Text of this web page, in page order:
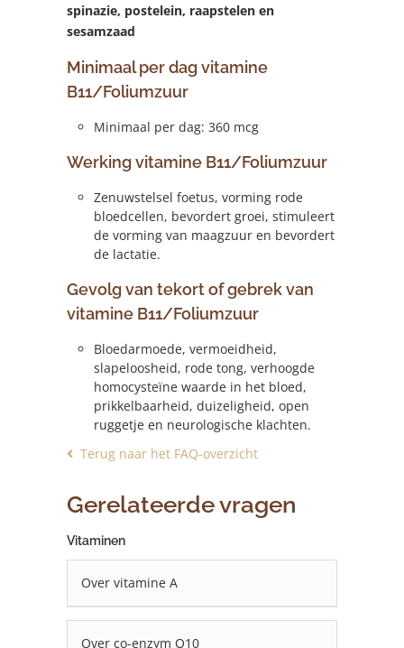
spinazie, postelein, raapstelen en
sesamzaad
Minimaal per dag vitamine
B11/Foliumzuur
Minimaal per dag: 360 mcg
Werking vitamine B11/Foliumzuur
Zenuwstelsel foetus, vorming rode
bloedcellen, bevordert groei, stimuleert
de vorming van maagzuur en bevordert
de lactatie.
Gevolg van tekort of gebrek van
vitamine B11/Foliumzuur
Bloedarmoede, vermoeidheid,
slapeloosheid, rode tong, verhoogde
homocysteïne waarde in het bloed,
prikkelbaarheid, duizeligheid, open
ruggetje en neurologische klachten.
Terug naar het FAQ-overzicht
Gerelateerde vragen
Vitaminen
Over vitamine A
Over co-enzym Q10